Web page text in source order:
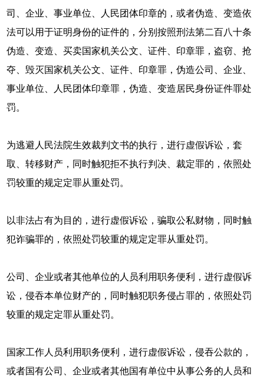
司、企业、事业单位、人民团体印章的，或者伪造、变造依
法可以用于证明身份的证件的，分别按照刑法第二百八十条
伪造、变造、买卖国家机关公文、证件、印章罪，盗窃、抢
夺、毁灭国家机关公文、证件、印章罪，伪造公司、企业、
事业单位、人民团体印章罪，伪造、变造居民身份证件罪处
罚。
为逃避人民法院生效裁判文书的执行，进行虚假诉讼，套
取、转移财产，同时触犯拒不执行判决、裁定罪的，依照处
罚较重的规定定罪从重处罚。
以非法占有为目的，进行虚假诉讼，骗取公私财物，同时触
犯诈骗罪的，依照处罚较重的规定定罪从重处罚。
公司、企业或者其他单位的人员利用职务便利，进行虚假诉
讼，侵吞本单位财产的，同时触犯职务侵占罪的，依照处罚
较重的规定定罪从重处罚。
国家工作人员利用职务便利，进行虚假诉讼，侵吞公款的，
或者国有公司、企业或者其他国有单位中从事公务的人员和